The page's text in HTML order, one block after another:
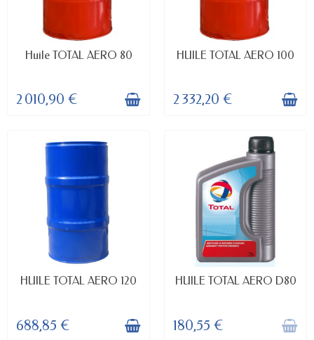
PRODUIT DISPONIBLE À LA
Huile TOTAL AERO 80
2 010,90 €
DERNIERS ARTICLES EN STOCK
HUILE TOTAL AERO 100
2 332,20 €
DELAI 7 JOURS
HUILE TOTAL AERO 120
688,85 €
RUPTURE DE STOCK
HUILE TOTAL AERO D80
180,55 €